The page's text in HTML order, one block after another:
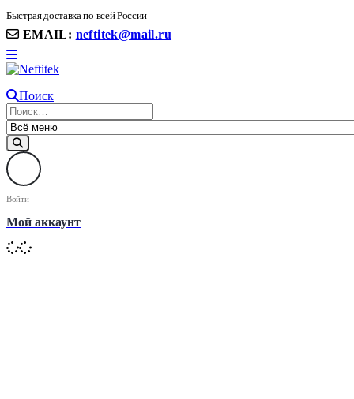
Быстрая доставка по всей России
EMAIL: neftitek@mail.ru
Поиск
Войти
Мой аккаунт
8(906) 399 11 22 | 8(905)367-58-58